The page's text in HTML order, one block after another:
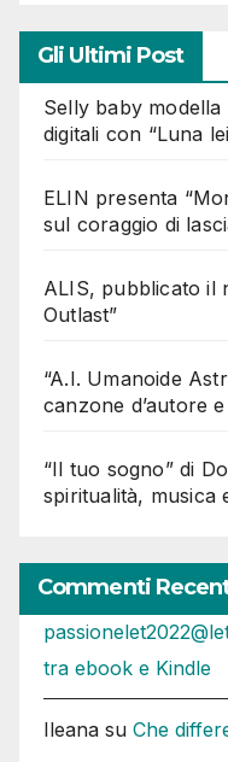
Gli Ultimi Post
Selly baby
digitali con “Luna
ELIN presenta
sul coraggio di
ALIS, pubblicato il
Outlast”
“A.I. Umanoide
canzone d’autore
“Il tuo sogno” di
spiritualità, musica
Commenti
tra ebook e Kindle
Ileana su Che